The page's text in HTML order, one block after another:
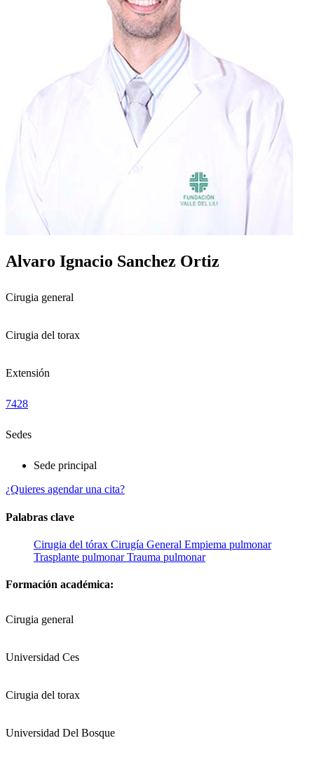
Alvaro Ignacio Sanchez Ortiz
Cirugia general
Cirugia del torax
Extensión
7428
Sedes
Sede principal
¿Quieres agendar una cita?
Palabras clave
Cirugia del tórax Cirugía General Empiema pulmonar
Trasplante pulmonarTrauma pulmonar
Formación académica:
Cirugia general
Universidad Ces
Cirugia del torax
Universidad Del Bosque